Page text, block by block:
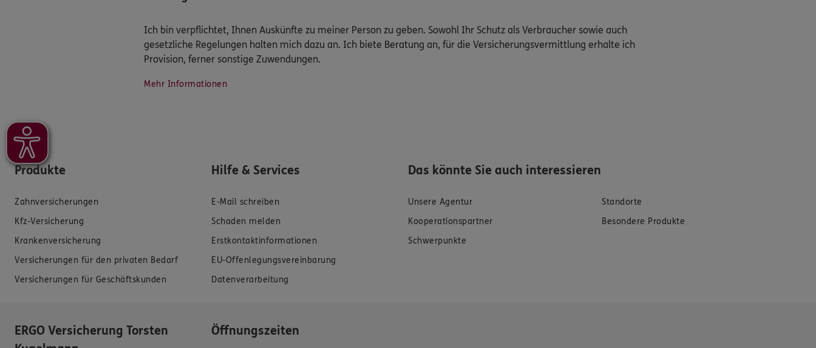
Ich bin verpflichtet, Ihnen Auskünfte zu meiner Person zu geben. Sowohl Ihr Schutz als Verbraucher sowie auch
gesetzliche Regelungen halten mich dazu an. Ich biete Beratung an, für die Versicherungsvermittlung erhalte ich
Provision, ferner sonstige Zuwendungen.
Mehr Informationen
Produkte
Zahnversicherungen
Kfz-Versicherung
Krankenversicherung
Versicherungen für den privaten Bedarf
Versicherungen für Geschäftskunden
Hilfe & Services
E-Mail schreiben
Schaden melden
Erstkontaktinformationen
EU-Offenlegungsvereinbarung
Datenverarbeitung
Das könnte Sie auch interessieren
Unsere Agentur
Standorte
Kooperationspartner
Besondere Produkte
Schwerpunkte
ERGO Versicherung Torsten
Öffnungszeiten